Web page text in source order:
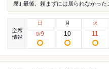
腐｣ 最後、頼まずには居られなかった
空席
情報
日
8/9
月
10
火
11